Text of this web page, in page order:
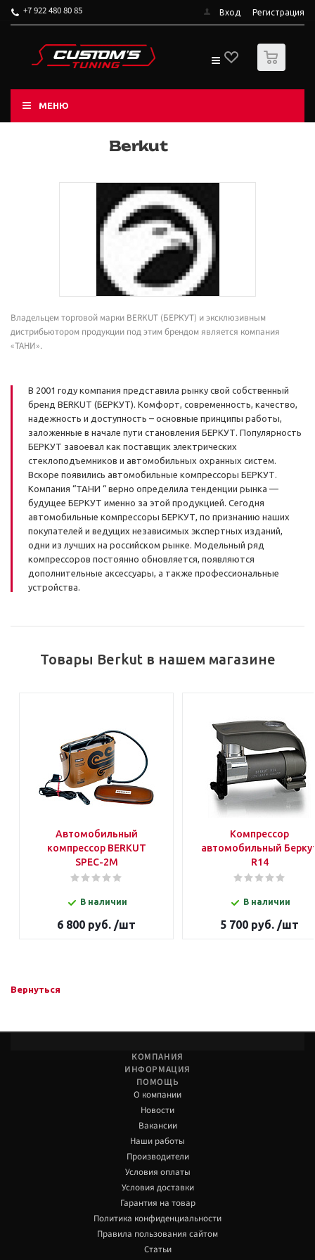
+7 922 480 80 85 Вход Регистрация
0
МЕНЮ
Berkut
Владельцем торговой марки BERKUT (БЕРКУТ) и эксклюзивным
дистрибьютором продукции под этим брендом является компания
«ТАНИ».
В 2001 году компания представила рынку свой собственный
бренд BERKUT (БЕРКУТ). Комфорт, современность, качество,
надежность и доступность – основные принципы работы,
заложенные в начале пути становления БЕРКУТ. Популярность
БЕРКУТ завоевал как поставщик электрических
стеклоподъемников и автомобильных охранных систем.
Вскоре появились автомобильные компрессоры БЕРКУТ.
Компания “TAHИ “ верно определила тенденции рынка —
будущее БЕРКУТ именно за этой продукцией. Сегодня
автомобильные компрессоры БЕРКУТ, по признанию наших
покупателей и ведущих независимых экспертных изданий,
одни из лучших на российском рынке. Модельный ряд
компрессоров постоянно обновляется, появляются
дополнительные аксессуары, а также профессиональные
устройства.
Товары Berkut в нашем магазине
Автомобильный
компрессор BERKUT
SPEC-2M
В наличии
6 800 руб. /шт
Компрессор
автомобильный
R14
В наличии
5 700 руб. /шт
Вернуться
КОМПАНИЯ
ИНФОРМАЦИЯ
ПОМОЩЬ
О компании
Новости
Вакансии
Наши работы
Производители
Условия оплаты
Условия доставки
Гарантия на товар
Политика конфиденциальности
Правила пользования сайтом
Статьи